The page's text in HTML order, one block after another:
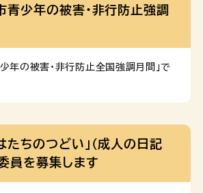
青少年の被害・非行防止強調
年の被害・非行防止全国強調月間」で
たちのつどい」(成人の日記
員を募集します